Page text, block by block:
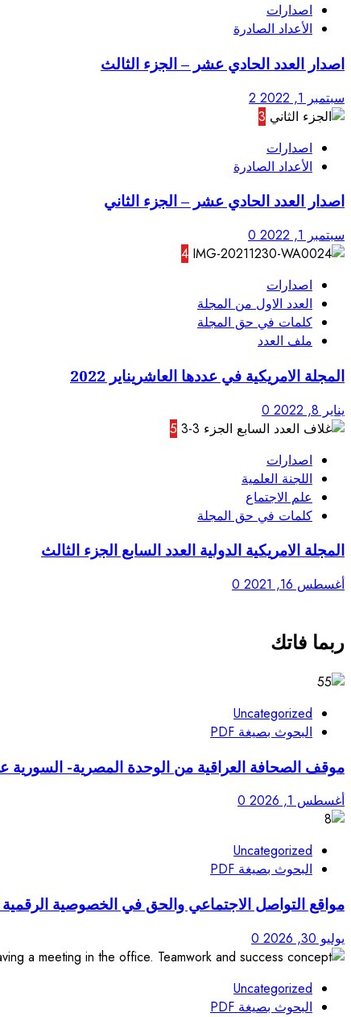
اصدارات
الأعداد الصادرة
اصدار العدد الحادي عشر – الجزء الثالث
سبتمبر 1, 2022
2
3
اصدارات
الأعداد الصادرة
اصدار العدد الحادي عشر – الجزء الثاني
سبتمبر 1, 2022
0
4
اصدارات
العدد الاول من المجلة
كلمات في حق المجلة
ملف العدد
المجلة الامريكية في عددها العاشريناير 2022
يناير 8, 2022
0
5
اصدارات
اللجنة العلمية
علم الاجتماع
كلمات في حق المجلة
المجلة الامريكية الدولية العدد السابع الجزء الثالث
أغسطس 16, 2021 0
ربما فاتك
Uncategorized
البحوث بصيغة PDF
موقف الصحافة العراقية من الوحدة المصرية- السورية عام ( 1958
أغسطس 1, 2026 0
Uncategorized
البحوث بصيغة PDF
مواقع التواصل الاجتماعي والحق في الخصوصية الرقمية
يوليو 30, 2026 0
Uncategorized
البحوث بصيغة PDF